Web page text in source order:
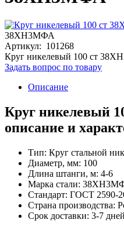
38ХН3МФА
Артикул: 101268
Круг никелевый 100 ст
Задать вопрос по товару
Описание
Круг никелевый
описание и
Тип: Круг стальной
Диаметр, мм: 100
Длина штанги, м: 4-6
Марка стали:
Стандарт: ГОСТ 2590-
Страна производства:
Срок доставки: 3-7 дней